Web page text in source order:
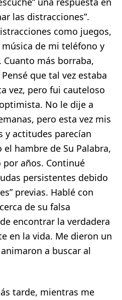
las distracciones”.
como juegos,
de mi teléfono y
más borraba,
que tal vez estaba
vez, pero fui cauteloso
No le dije a
pero esta vez mis
y actitudes parecían
hambre de Su Palabra,
años. Continué
persistentes debido
previas. Hablé con
de su falsa
encontrar la verdadera
en la vida. Me dieron un
a buscar al
tarde, mientras me